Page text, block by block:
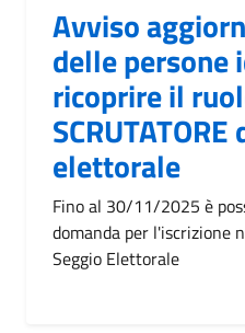
Avviso
delle persone
ricoprire il
elettorale
Fino al 30/11/2025 è
domanda per l'iscrizione
Seggio Elettorale